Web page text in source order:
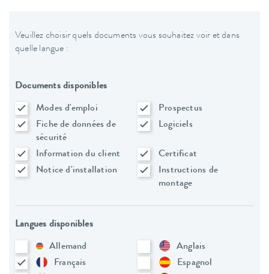
Veuillez choisir quels documents vous souhaitez voir et dans
quelle langue :
Documents disponibles
Modes d'emploi
Prospectus
Fiche de données de
sécurité
Logiciels
Information du client
Certificat
Notice d'installation
Instructions de
montage
Langues disponibles
Allemand
Anglais
Français
Espagnol